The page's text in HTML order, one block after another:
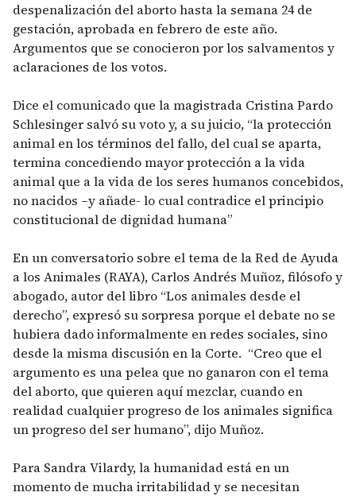
despenalización del aborto hasta la semana 24 de
gestación, aprobada en febrero de este año.
Argumentos que se conocieron por los salvamentos y
aclaraciones de los votos.
Dice el comunicado que la magistrada Cristina Pardo
Schlesinger salvó su voto y, a su juicio, “la protección
animal en los términos del fallo, del cual se aparta,
termina concediendo mayor protección a la vida
animal que a la vida de los seres humanos concebidos,
no nacidos –y añade- lo cual contradice el principio
constitucional de dignidad humana”
En un conversatorio sobre el tema de la Red de Ayuda
a los Animales (RAYA), Carlos Andrés Muñoz, filósofo y
abogado, autor del libro “Los animales desde el
derecho”, expresó su sorpresa porque el debate no se
hubiera dado informalmente en redes sociales, sino
desde la misma discusión en la Corte. “Creo que el
argumento es una pelea que no ganaron con el tema
del aborto, que quieren aquí mezclar, cuando en
realidad cualquier progreso de los animales significa
un progreso del ser humano”, dijo Muñoz.
Para Sandra Vilardy, la humanidad está en un
momento de mucha irritabilidad y se necesitan